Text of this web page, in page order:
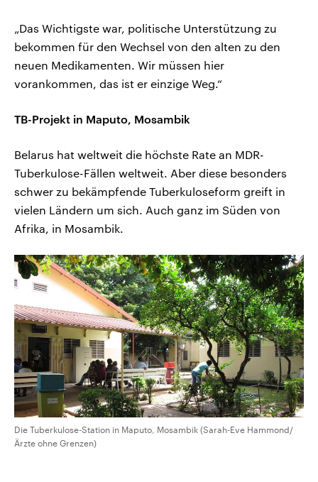
„Das Wichtigste war, politische Unterstützung zu
bekommen für den Wechsel von den alten zu den
neuen Medikamenten. Wir müssen hier
vorankommen, das ist er einzige Weg.“
TB-Projekt in Maputo, Mosambik
Belarus hat weltweit die höchste Rate an MDR-
Tuberkulose-Fällen weltweit. Aber diese besonders
schwer zu bekämpfende Tuberkuloseform greift in
vielen Ländern um sich. Auch ganz im Süden von
Afrika, in Mosambik.
Die Tuberkulose-Station in Maputo, Mosambik (Sarah-Eve Hammond/
Ärzte ohne Grenzen)